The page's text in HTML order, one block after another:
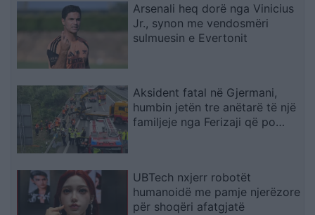
Arsenali heq dorë nga Vinicius
Jr., synon me vendosmëri
sulmuesin e Evertonit
Aksident fatal në Gjermani,
humbin jetën tre anëtarë të një
familjeje nga Ferizaji që po
UBTech nxjerr robotët
humanoidë me pamje njerëzore
për shoqëri afatgjatë